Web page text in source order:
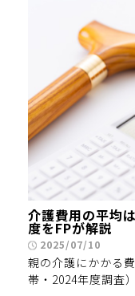
介護費用の平均
度をFPが解説
2025/07/10
親の介護にかかる
帯・2024年度調査